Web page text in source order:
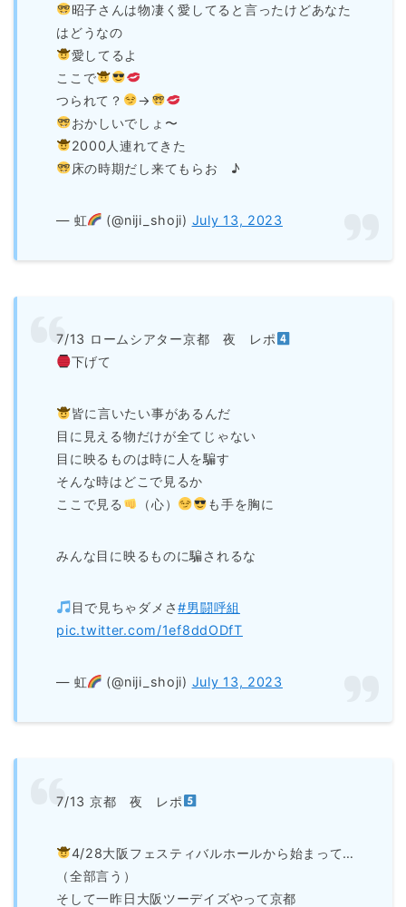
昭子さんは物凄く愛してると言ったけどあなた
はどうなの
愛してるよ
ここで
つられて？
→
おかしいでしょ〜
2000人連れてきた
床の時期だし来てもらお ♪
— 虹 (@niji_shoji) July 13, 2023
7/13 ロームシアター京都 夜 レポ
下げて
皆に言いたい事があるんだ
目に見える物だけが全てじゃない
目に映るものは時に人を騙す
そんな時はどこで見るか
ここで見る
（心） も手を胸に
みんな目に映るものに騙されるな
目で見ちゃダメさ#男闘呼組
pic.twitter.com/1ef8ddODfT
— 虹 (@niji_shoji) July 13, 2023
7/13 京都 夜 レポ
4/28大阪フェスティバルホールから始まって…
（全部言う）
そして一昨日大阪ツーデイズやって京都